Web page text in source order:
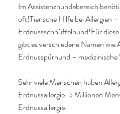
Im Assistenzhundebereich
oft!Tierische Hilfe bei Allergien
Erdnussschnüffelhund!Für
gibt es verschiedene Namen wie
Erdnusspürhund –
Sehr viele Menschen haben
Erdnussallergie. 5 Millionen
Erdnussallergie.